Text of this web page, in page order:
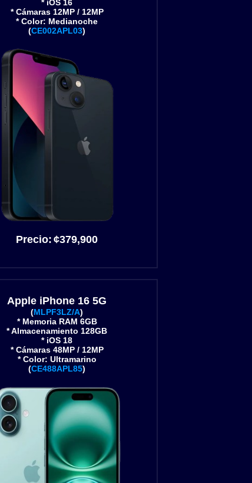
* iOS 16
* Cámaras 12MP / 12MP
* Color: Medianoche
(CE002APL03)
Precio: ¢379,900
Apple iPhone 16 5G
(MLPF3LZ/A)
* Memoria RAM 6GB
* Almacenamiento 128GB
* iOS 18
* Cámaras 48MP / 12MP
* Color: Ultramarino
(CE488APL85)